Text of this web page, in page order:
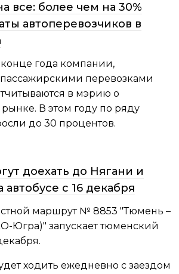
все: более чем на 30%
автоперевозчиков в
года компании,
перевозками
в мэрию о
В этом году по ряду
до 30 процентов.
доехать до Нягани и
автобусе с 16 декабря
маршрут № 8853 "Тюмень –
Югра)" запускает тюменский
ходить ежедневно с заездом